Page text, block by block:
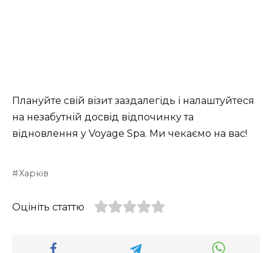
Плануйте свій візит заздалегідь і налаштуйтеся
на незабутній досвід відпочинку та
відновлення у Voyage Spa. Ми чекаємо на вас!
Харків
Оцініть статтю